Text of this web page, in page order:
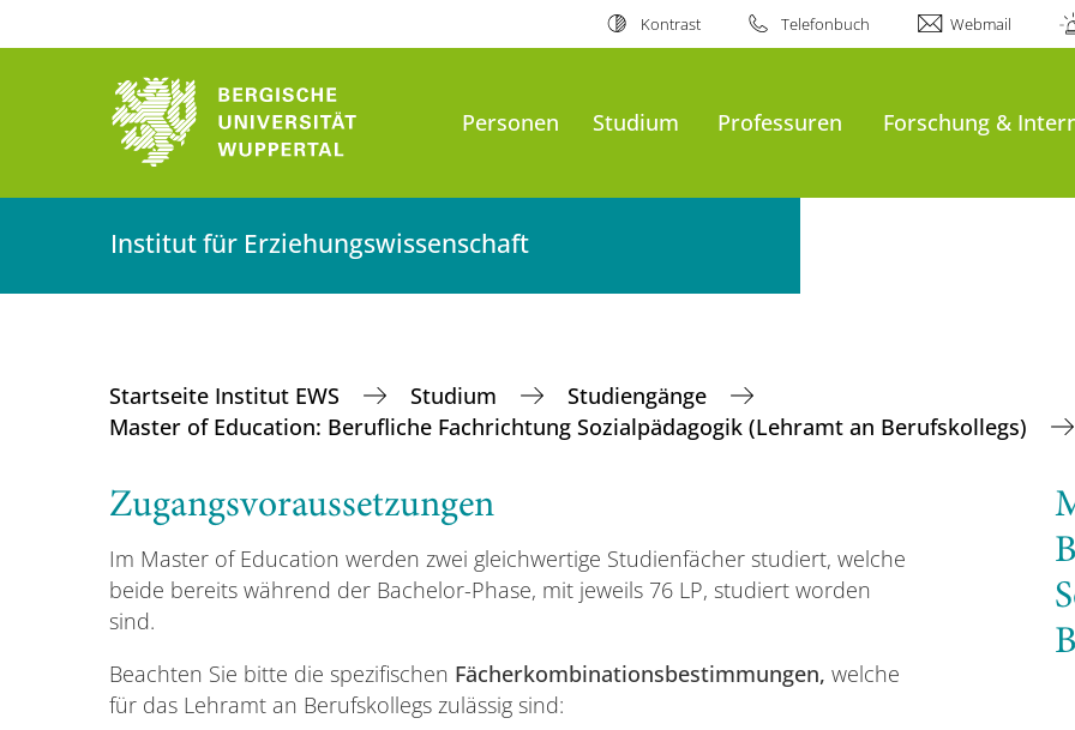
Kontrast Telefonbuch Webmail
Personen Studium Professuren Forschung &
Institut für Erziehungswissenschaft
Startseite Institut EWS Studium
Studiengänge
Master of Education: Berufliche Fachrichtung Sozialpädagogik (Lehramt an Berufskollegs)
Zugangsvoraussetzungen
Im Master of Education werden zwei gleichwertige Studienfächer studiert, welche
beide bereits während der Bachelor-Phase, mit jeweils 76 LP, studiert worden
sind.
Beachten Sie bitte die spezifischen Fächerkombinationsbestimmungen, welche
für das Lehramt an Berufskollegs zulässig sind: